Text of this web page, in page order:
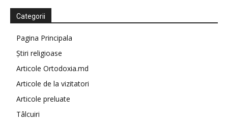
Categorii
Pagina Principala
Știri religioase
Articole Ortodoxia.md
Articole de la vizitatori
Articole preluate
Tâlcuiri